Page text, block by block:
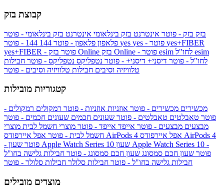
קבוצת בזק
בזק בזק - פוטר אינטרנט בזק בינלאומי אינטרנט בזק בינלאומי - פוטר
פלאפון פלאפון - פוטר 144 yes
yes+FIBER
yes+FIBER - פוטר בזק Online
esim
לחו"ל - פוטר דיסני+ דיסני+ - פוטר נטפליקס נטפליקס - פוטר חבילות
טלוויזיה וסיבים חבילות טלוויזיה וסיבים - פוטר
קטגוריות מובילות
מכשירים מכשירים - פוטר אוזניות אוזניות - פוטר רמקולים רמקולים -
פוטר טאבלטים טאבלטים - פוטר שעונים חכמים שעונים חכמים - פוטר
מבצעים מבצעים - פוטר אייפד אייפד - פוטר מוצרי חשמל לבית מוצרי
חשמל לבית - פוטר אפל איירפודס AirPods 4 אפל איירפודס AirPods 4
- פוטר שעון Apple Watch Series 10 שעון Apple Watch Series 10 -
פוטר שעון חכם סמסונג שעון חכם סמסונג - פוטר חבילות גלישה בחו"ל
חבילות גלישה בחו"ל - פוטר חבילות סלולר חבילות סלולר - פוטר
מוצרים מובילים